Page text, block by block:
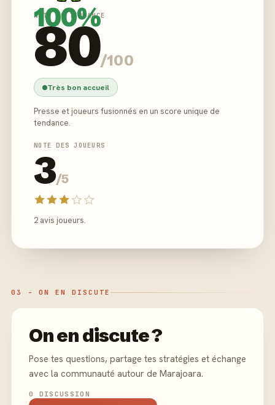
100%
NOTE DE TENDANCE
80/100
Très bon accueil
Presse et joueurs fusionnés en un score unique de
tendance.
NOTE DES JOUEURS
3/5
2 avis joueurs.
03 - ON EN DISCUTE
On en discute ?
Pose tes questions, partage tes stratégies et échange
avec la communauté autour de Marajoara.
0 DISCUSSION